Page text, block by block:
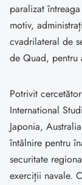
paralizat
motiv,
cvadrilateral de
de Quad, pentru
Potrivit
International
Japonia,
întâlnire pentru
securitate
exerciții navale.